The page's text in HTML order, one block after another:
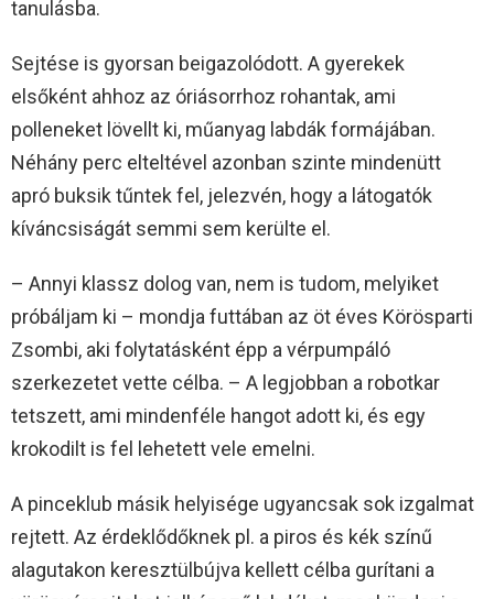
tanulásba.
Sejtése is gyorsan beigazolódott. A gyerekek
elsőként ahhoz az óriásorrhoz rohantak, ami
polleneket lövellt ki, műanyag labdák formájában.
Néhány perc elteltével azonban szinte mindenütt
apró buksik tűntek fel, jelezvén, hogy a látogatók
kíváncsiságát semmi sem kerülte el.
– Annyi klassz dolog van, nem is tudom, melyiket
próbáljam ki – mondja futtában az öt éves Körösparti
Zsombi, aki folytatásként épp a vérpumpáló
szerkezetet vette célba. – A legjobban a robotkar
tetszett, ami mindenféle hangot adott ki, és egy
krokodilt is fel lehetett vele emelni.
A pinceklub másik helyisége ugyancsak sok izgalmat
rejtett. Az érdeklődőknek pl. a piros és kék színű
alagutakon keresztülbújva kellett célba gurítani a